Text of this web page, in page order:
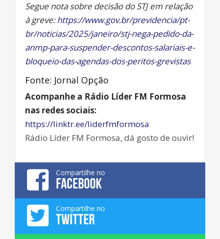
Segue nota sobre decisão do STJ em relação
à greve:https://www.gov.br/previdencia/pt-
br/noticias/2025/janeiro/stj-nega-pedido-da-
anmp-para-suspender-descontos-salariais-e-
bloqueio-das-agendas-dos-peritos-grevistas
Fonte: Jornal Opção
Acompanhe a Rádio Líder FM Formosa
nas redes sociais:
https://linktr.ee/liderfmformosa
Rádio Líder FM Formosa, dá gosto de ouvir!
Compartilhe no
FACEBOOK
Compartilhe no
TWITTER